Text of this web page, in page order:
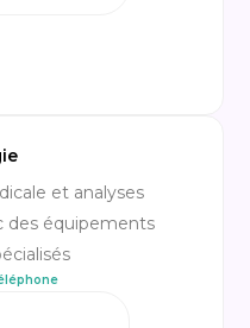
et analyses
des équipements